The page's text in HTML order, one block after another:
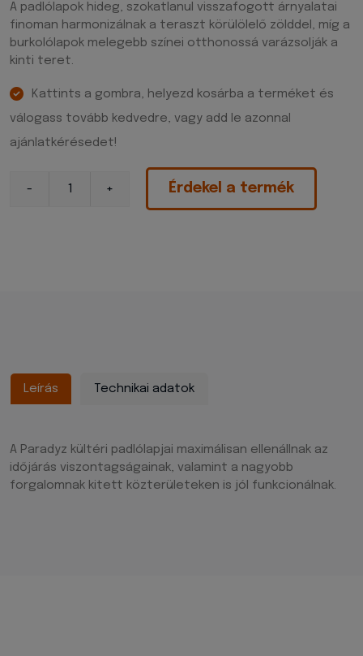
A padlólapok hideg, szokatlanul visszafogott árnyalatai
finoman harmonizálnak a teraszt körülölelő zölddel, míg a
burkolólapok melegebb színei otthonossá varázsolják a
kinti teret.
Kattints a gombra, helyezd kosárba a terméket és
válogass tovább kedvedre, vagy add le azonnal
ajánlatkérésedet!
Érdekel a termék
Leírás Technikai adatok
A Paradyz kültéri padlólapjai maximálisan ellenállnak az
időjárás viszontagságainak, valamint a nagyobb
forgalomnak kitett közterületeken is jól funkcionálnak.